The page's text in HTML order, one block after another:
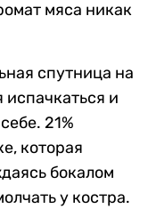
мяса никак
спутница на
и
21%
которая
бокалом
у костра.